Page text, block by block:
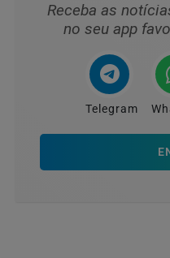
Receba as
no seu app
Telegram